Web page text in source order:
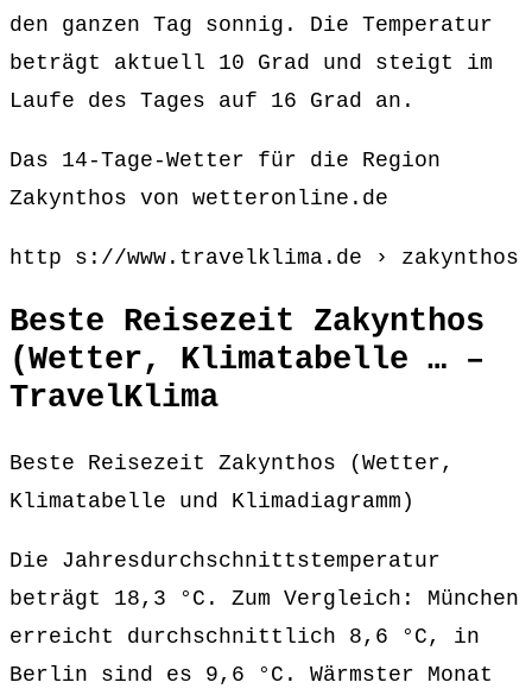
den ganzen Tag sonnig. Die Temperatur
beträgt aktuell 10 Grad und steigt im
Laufe des Tages auf 16 Grad an.
Das 14-Tage-Wetter für die Region
Zakynthos von wetteronline.de
http s://www.travelklima.de › zakynthos
Beste Reisezeit Zakynthos
(Wetter, Klimatabelle … –
TravelKlima
Beste Reisezeit Zakynthos (Wetter,
Klimatabelle und Klimadiagramm)
Die Jahresdurchschnittstemperatur
beträgt 18,3 °C. Zum Vergleich: München
erreicht durchschnittlich 8,6 °C, in
Berlin sind es 9,6 °C. Wärmster Monat